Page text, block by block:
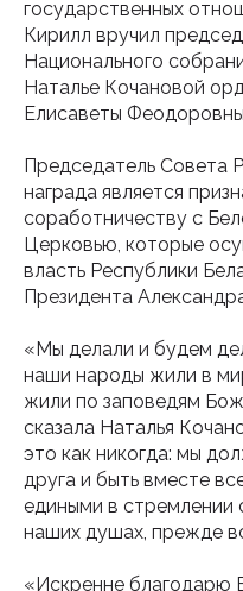
государственных
Кирилл вручил
Национального
Наталье Кочановой
Елисаветы
Председатель Совета
награда является
соработничеству с
Церковью, которые
власть Республики
Президента
«Мы делали и будем
наши народы жили в
жили по заповедям
сказала Наталья
это как никогда: мы
друга и быть вместе
едиными в стремлении
наших душах, прежде
«Искренне благодарю